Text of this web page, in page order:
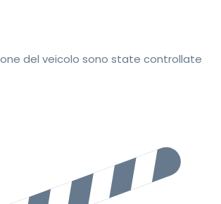
del veicolo sono state controllate